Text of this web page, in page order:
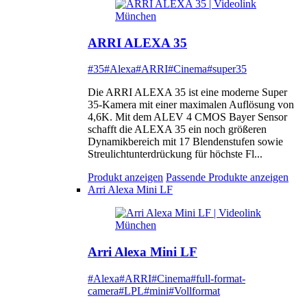
ARRI ALEXA 35
#35#Alexa#ARRI#Cinema#super35
Die ARRI ALEXA 35 ist eine moderne Super
35-Kamera mit einer maximalen Auflösung von
4,6K. Mit dem ALEV 4 CMOS Bayer Sensor
schafft die ALEXA 35 ein noch größeren
Dynamikbereich mit 17 Blendenstufen sowie
Streulichtunterdrückung für höchste Fl...
Produkt anzeigen Passende Produkte anzeigen
Arri Alexa Mini LF
Arri Alexa Mini LF
#Alexa#ARRI#Cinema#full-format-
camera#LPL#mini#Vollformat